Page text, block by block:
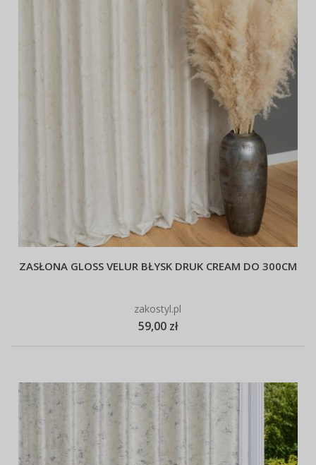
ZASŁONA GLOSS VELUR BŁYSK DRUK CREAM DO 300CM
zakostyl.pl
59,00 zł